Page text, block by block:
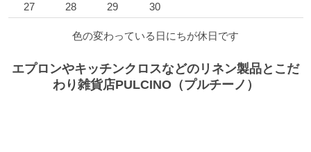
27
28 29 30
色の変わっている日にちが休日です
エプロンやキッチンクロスなどのリネン製品とこだ
わり雑貨店PULCINO（プルチーノ）